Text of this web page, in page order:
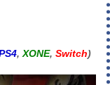
,XONE, Switch)